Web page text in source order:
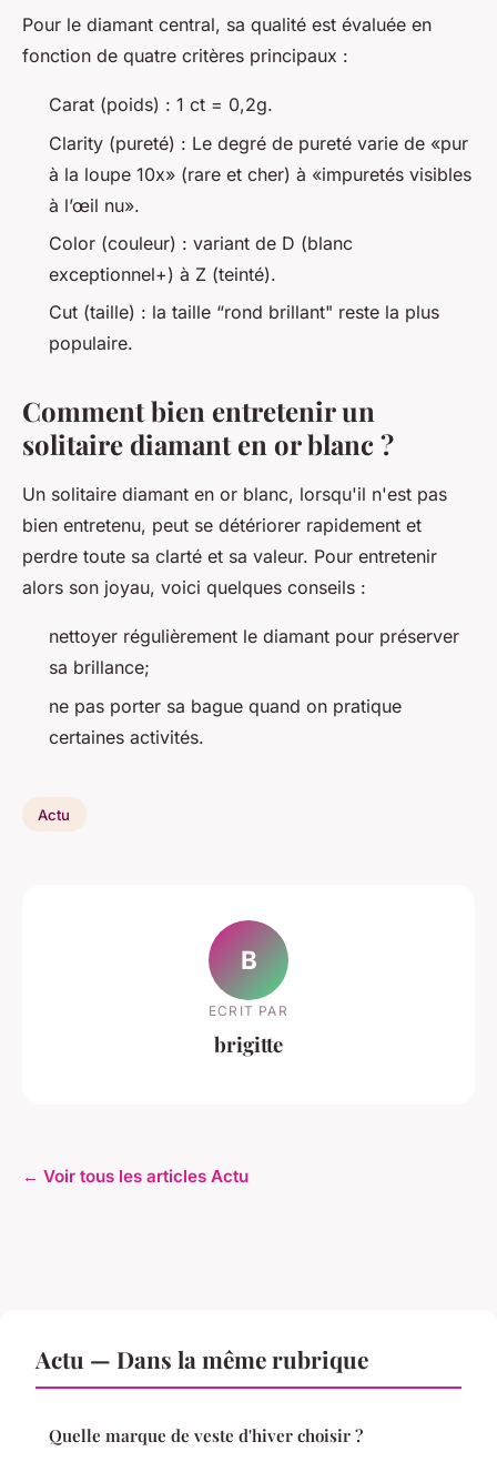
Pour le diamant central, sa qualité est évaluée en
fonction de quatre critères principaux :
Carat (poids) : 1 ct = 0,2g.
Clarity (pureté) : Le degré de pureté varie de «pur
à la loupe 10x» (rare et cher) à «impuretés visibles
à l’œil nu».
Color (couleur) : variant de D (blanc
exceptionnel+) à Z (teinté).
Cut (taille) : la taille “rond brillant" reste la plus
populaire.
Comment bien entretenir un
solitaire diamant en or blanc ?
Un solitaire diamant en or blanc, lorsqu'il n'est pas
bien entretenu, peut se détériorer rapidement et
perdre toute sa clarté et sa valeur. Pour entretenir
alors son joyau, voici quelques conseils :
nettoyer régulièrement le diamant pour préserver
sa brillance;
ne pas porter sa bague quand on pratique
certaines activités.
Actu
B
ECRIT PAR
brigitte
← Voir tous les articles Actu
Actu — Dans la même rubrique
Quelle marque de veste d'hiver choisir ?